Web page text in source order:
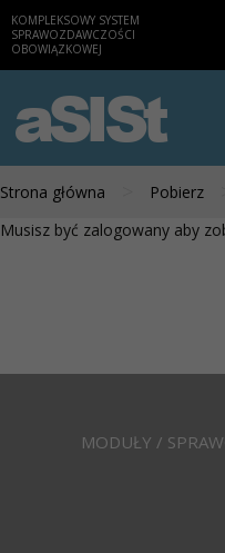
KOMPLEKSOWY SYSTEM
SPRAWOZDAWCZOŚCI
OBOWIĄZKOWEJ
aSISt
Strona główna Pobierz
Musisz być zalogowany aby
MODUŁY /